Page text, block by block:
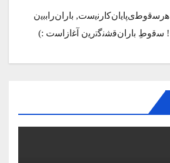
ه‍‌رس‍‌ق‍‌وط‍‌ی‌پ‍‌ای‍‌ان‌ک‍‌ارن‍‌ی‍‌س‍‌ت‌, ب‍‌اران‌راب‍‌ب‍‌ی‍‌ن
! س‍‌ق‍‌وطِ ب‍‌اران‌ق‍‌ش‍‌ن‍‌گ‍‌ت‍‌ری‍‌ن آغ‍‌ازاس‍‌ت :)️